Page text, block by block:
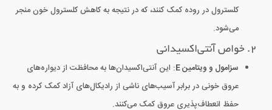
کلسترول در روده کمک کنند، که در نتیجه به کاهش کلسترول خون منجر
می‌شود.
2. خواص آنتی‌اکسیدانی
سزامول و ویتامین E : این آنتی‌اکسیدان‌ها به محافظت از دیواره‌های
عروق خونی در برابر آسیب‌های ناشی از رادیکال‌های آزاد کمک کرده و به
حفظ انعطاف‌پذیری عروق کمک می‌کنند.